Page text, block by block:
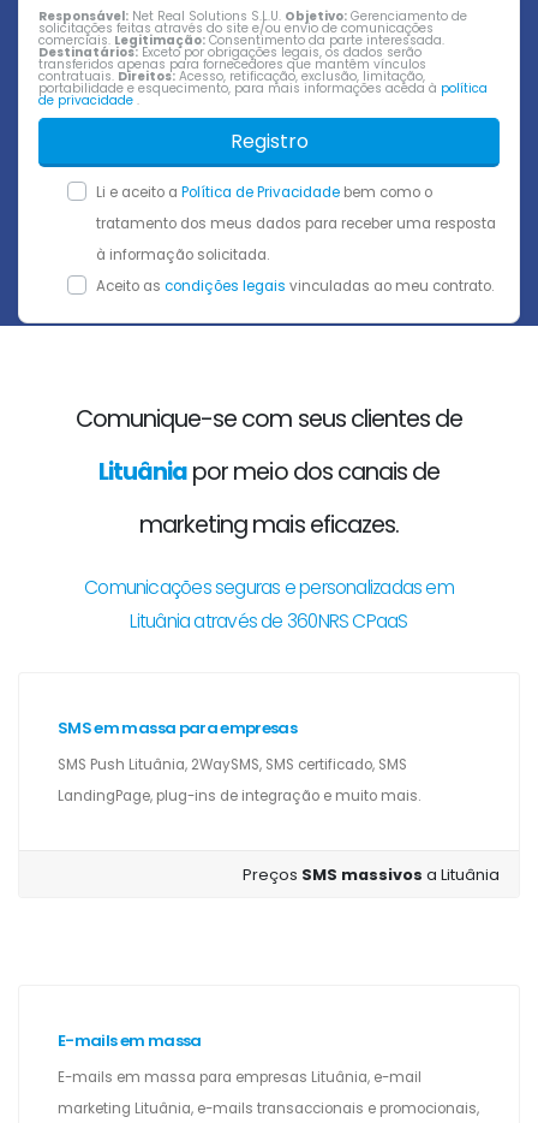
Responsável: Net Real Solutions S.L.U. Objetivo: Gerenciamento de
solicitações feitas através do site e/ou envio de comunicações
comerciais. Legitimação: Consentimento da parte interessada.
Destinatários: Exceto por obrigações legais, os dados serão
transferidos apenas para fornecedores que mantêm vínculos
contratuais. Direitos: Acesso, retificação, exclusão, limitação,
portabilidade e esquecimento, para mais informações aceda à política
de privacidade .
Registro
Li e aceito a Política de Privacidade bem como o
tratamento dos meus dados para receber uma resposta
à informação solicitada.
Aceito as condições legais vinculadas ao meu contrato.
Comunique-se com seus clientes de
Lituâniapor meio dos canais de
marketing mais eficazes.
Comunicações seguras e personalizadas em
Lituânia através de 360NRS CPaaS
SMS em massa para empresas
SMS Push Lituânia, 2WaySMS, SMS certificado, SMS
LandingPage, plug-ins de integração e muito mais.
Preços SMS massivosa Lituânia
E-mails em massa
E-mails em massa para empresas Lituânia, e-mail
marketing Lituânia, e-mails transaccionais e promocionais,